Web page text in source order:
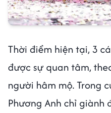
Thời điểm hiện tại, 3
được sự quan tâm,
người hâm mộ. Trong
Phương Anh chỉ giành